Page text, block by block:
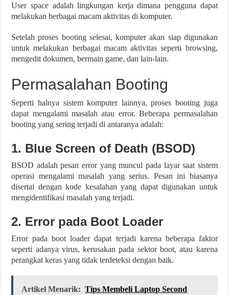
User space adalah lingkungan kerja dimana pengguna dapat
melakukan berbagai macam aktivitas di komputer.
Setelah proses booting selesai, komputer akan siap digunakan
untuk melakukan berbagai macam aktivitas seperti browsing,
mengedit dokumen, bermain game, dan lain-lain.
Permasalahan Booting
Seperti halnya sistem komputer lainnya, proses booting juga
dapat mengalami masalah atau error. Beberapa permasalahan
booting yang sering terjadi di antaranya adalah:
1. Blue Screen of Death (BSOD)
BSOD adalah pesan error yang muncul pada layar saat sistem
operasi mengalami masalah yang serius. Pesan ini biasanya
disertai dengan kode kesalahan yang dapat digunakan untuk
mengidentifikasi masalah yang terjadi.
2. Error pada Boot Loader
Error pada boot loader dapat terjadi karena beberapa faktor
seperti adanya virus, kerusakan pada sektor boot, atau karena
perangkat keras yang tidak terdeteksi dengan baik.
Artikel Menarik: Tips Membeli Laptop Second